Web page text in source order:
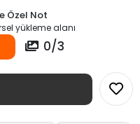
Özel Not
yükleme alanı
0/3